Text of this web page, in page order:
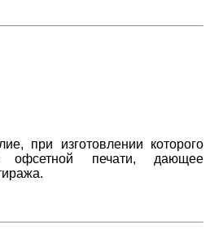
при изготовлении которого
офсетной печати, дающее